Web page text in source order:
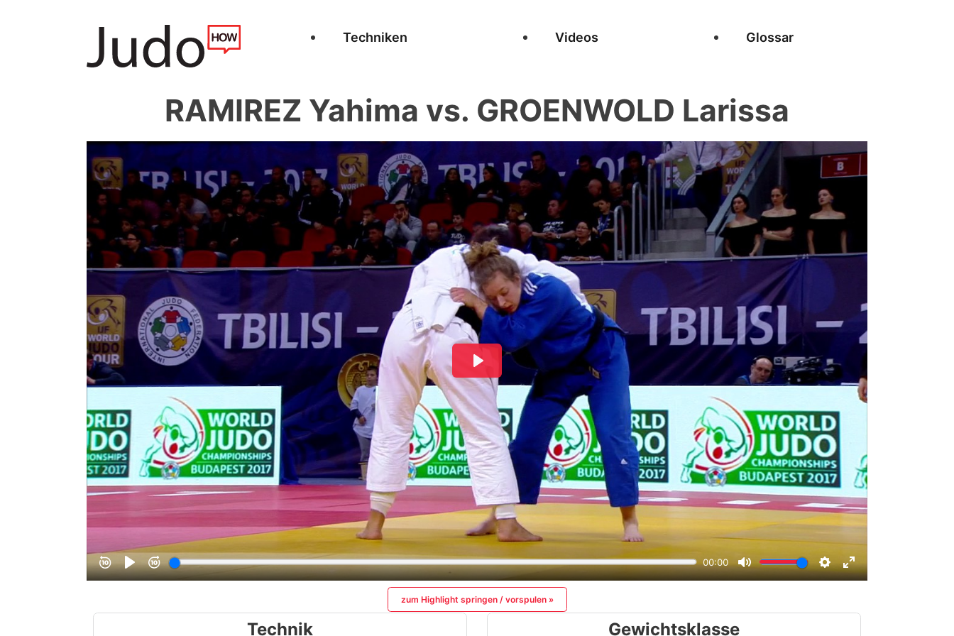
Techniken Videos Glossar
RAMIREZ Yahima vs. GROENWOLD Larissa
zum Highlight springen / vorspulen »
Technik Gewichtsklasse